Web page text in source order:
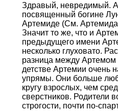
Здравый, невредимый.
посвященный богине
Артемиде (См.
Значит то же, что и
предыдущего имени
несколько глуховато.
разница между
детстве Артемии очень
упрямы. Они больше
кругу взрослых, чем
сверстников. Родители
строгости, почти по-